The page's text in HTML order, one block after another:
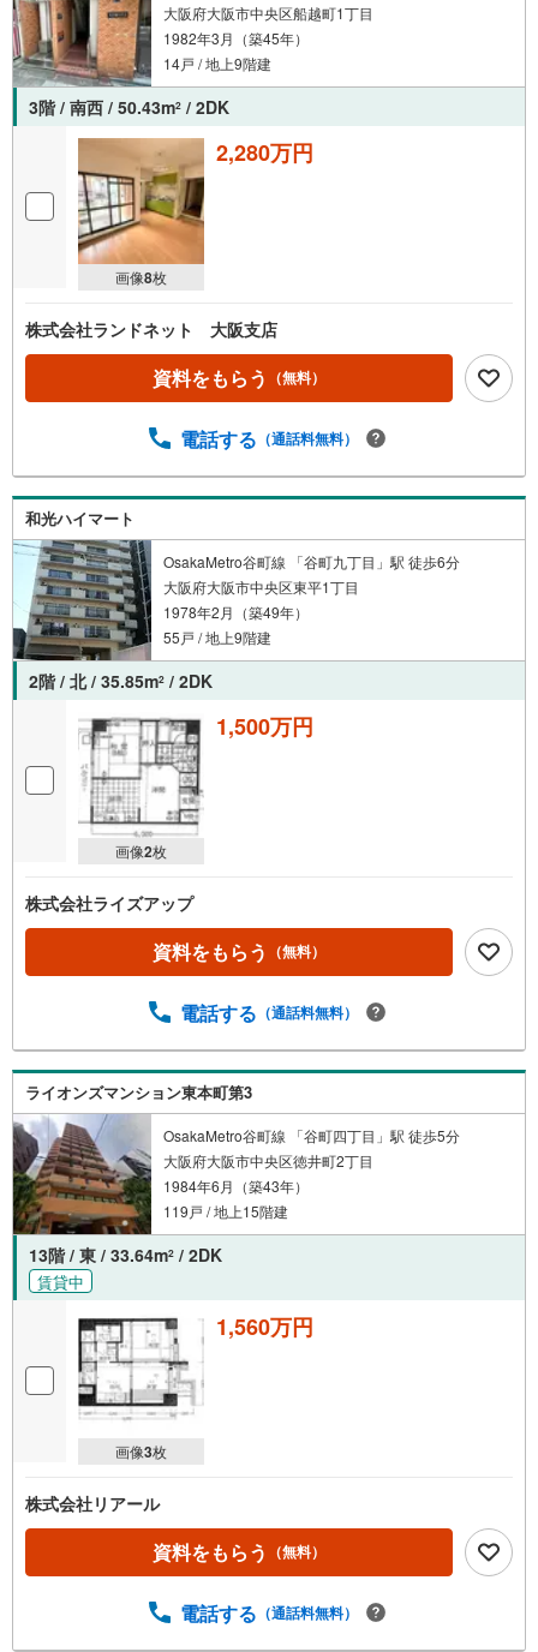
大阪府大阪市中央区船越町1丁目
1982年3月（築45年）
14戸 / 地上9階建
3階 / 南西 / 50.43m2 / 2DK
画像8枚
2,280万円
株式会社ランドネット 大阪支店
資料をもらう （無料）
電話する （通話料無料）
和光ハイマート
OsakaMetro谷町線 「谷町九丁目」駅 徒歩6分
大阪府大阪市中央区東平1丁目
1978年2月（築49年）
55戸 / 地上9階建
2階 / 北 / 35.85m2 / 2DK
画像2枚
1,500万円
株式会社ライズアップ
資料をもらう （無料）
電話する （通話料無料）
ライオンズマンション東本町第3
OsakaMetro谷町線 「谷町四丁目」駅 徒歩5分
大阪府大阪市中央区徳井町2丁目
1984年6月（築43年）
119戸 / 地上15階建
13階 / 東 / 33.64m2 / 2DK
賃貸中
画像3枚
1,560万円
株式会社リアール
資料をもらう （無料）
電話する （通話料無料）